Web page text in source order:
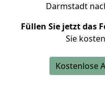
Darmstadt
Füllen Sie jetzt das
Sie
Kostenlose